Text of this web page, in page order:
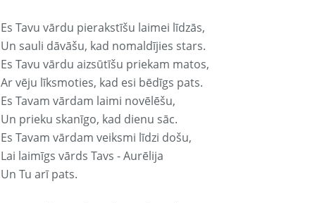
Es Tavu vārdu pierakstīšu laimei līdzās,
Un sauli dāvāšu, kad nomaldījies stars.
Es Tavu vārdu aizsūtīšu priekam matos,
Ar vēju līksmoties, kad esi bēdīgs pats.
Es Tavam vārdam laimi novēlēšu,
Un prieku skanīgo, kad dienu sāc.
Es Tavam vārdam veiksmi līdzi došu,
Lai laimīgs vārds Tavs - Aurēlija
Un Tu arī pats.